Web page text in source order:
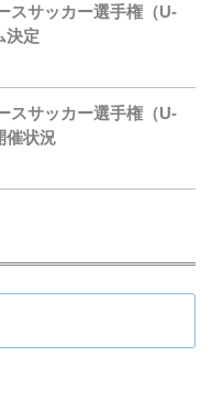
スサッカー選手権（U-
決定
スサッカー選手権（U-
催状況